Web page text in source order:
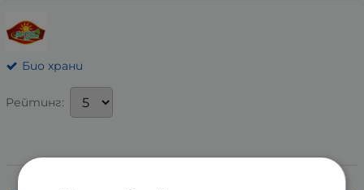
Био храни
Рейтинг: